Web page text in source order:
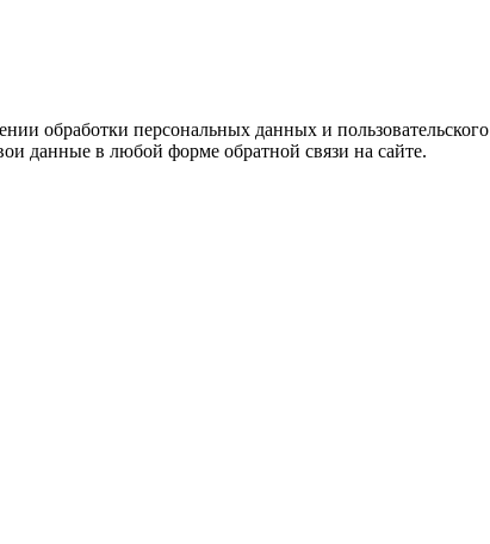
обработки персональных данных и пользовательского
данные в любой форме обратной связи на сайте.